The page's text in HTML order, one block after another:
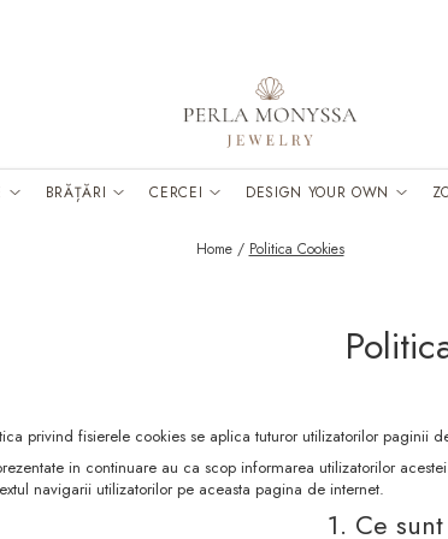
BRĂȚĂRI CERCEI DESIGN YOUR OWN
Home / Politica Cookies
privind fisierele cookies se aplica tuturor utilizatorilor paginii
in continuare au ca scop informarea utilizatorilor
navigarii utilizatorilor pe aceasta pagina de internet.
1. Ce